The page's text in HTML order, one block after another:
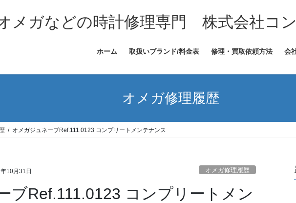
メガなどの時計修理専門 株式会社コ
ホーム 取扱いブランド/料金表 修理・買取依頼方法 会
オメガ修理履歴
オメガジュネーブRef.111.0123 コンプリートメンテナンス
10月31日 オメガ修理履歴
ブRef.111.0123 コンプリートメン